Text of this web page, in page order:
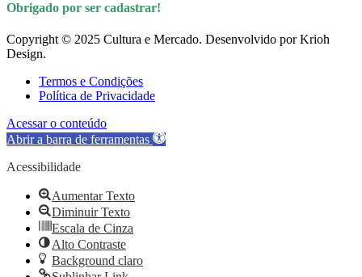
Obrigado por ser cadastrar!
Copyright © 2025 Cultura e Mercado. Desenvolvido por Krioh
Design.
Termos e Condições
Política de Privacidade
Acessar o conteúdo
Abrir a barra de ferramentas
Acessibilidade
Aumentar Texto
Diminuir Texto
Escala de Cinza
Alto Contraste
Background claro